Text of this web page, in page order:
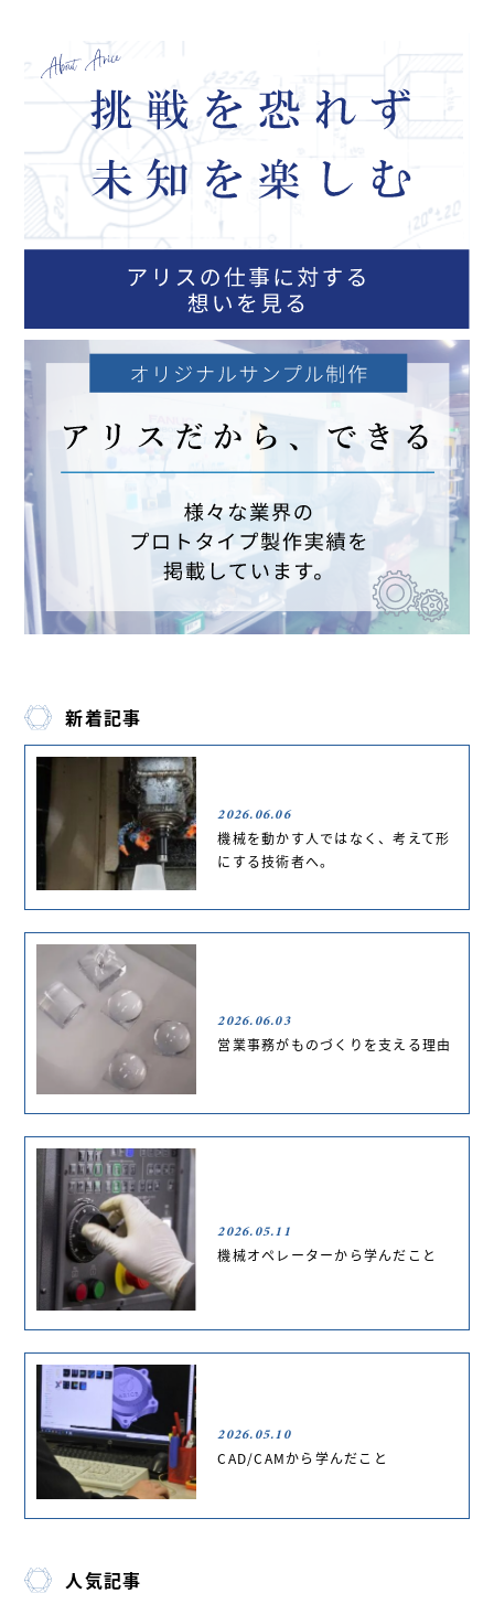
新着記事
2026.06.06
機械を動かす人ではなく、考えて形
にする技術者へ。
2026.06.03
営業事務がものづくりを支える理由
2026.05.11
機械オペレーターから学んだこと
2026.05.10
CAD/CAMから学んだこと
人気記事